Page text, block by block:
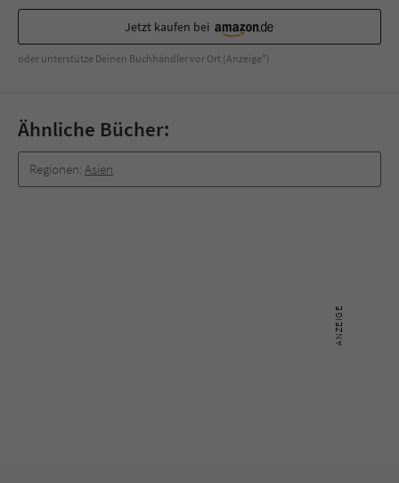
Jetzt kaufen bei
oder unterstütze Deinen Buchhändler vor Ort (Anzeige*)
Ähnliche Bücher:
Regionen: Asien